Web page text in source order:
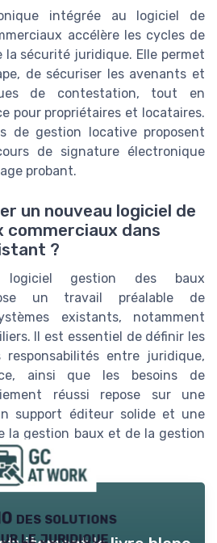
intégrée au logiciel de
accélère les cycles de
sécurité juridique. Elle permet
de sécuriser les avenants et
de contestation, tout en
pour propriétaires et locataires.
de gestion locative proposent
de signature électronique
probant.
un nouveau logiciel de
commerciaux dans
?
logiciel gestion des baux
un travail préalable de
existants, notamment
Il est essentiel de définir les
entre juridique,
ainsi que les besoins de
réussi repose sur une
support éditeur solide et une
la gestion baux et de la gestion
des solutions
le juridique